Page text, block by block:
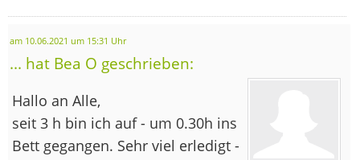
am 10.06.2021 um 15:31 Uhr
... hat Bea O geschrieben:
Hallo an Alle,
seit 3 h bin ich auf - um 0.30h ins
Bett gegangen. Sehr viel erledigt -